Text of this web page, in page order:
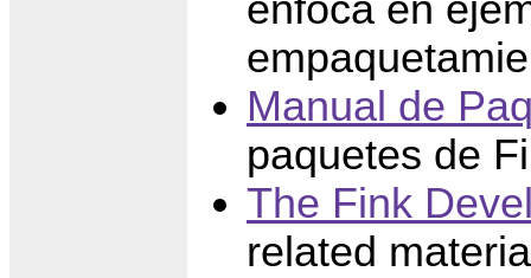
enfoca en
Manual de
paquetes de
The Fink
related